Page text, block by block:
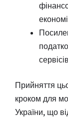
Прийняття
кроком для
України, що